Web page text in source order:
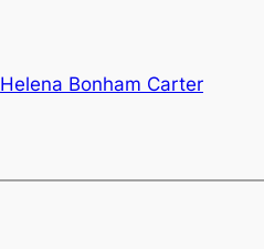
Helena Bonham Carter